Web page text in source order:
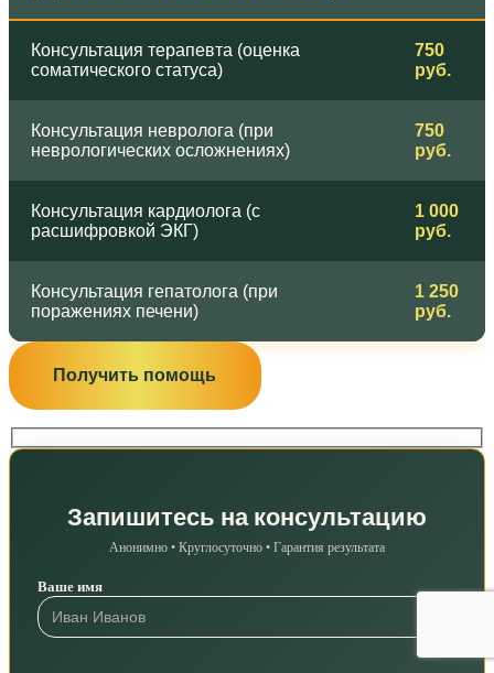
Консультация терапевта (оценка
соматического статуса)
750
руб.
Консультация невролога (при
неврологических осложнениях)
750
руб.
Консультация кардиолога (с
расшифровкой ЭКГ)
1 000
руб.
Консультация гепатолога (при
поражениях печени)
1 250
руб.
Получить помощь
Запишитесь на консультацию
Анонимно • Круглосуточно • Гарантия результата
Ваше имя